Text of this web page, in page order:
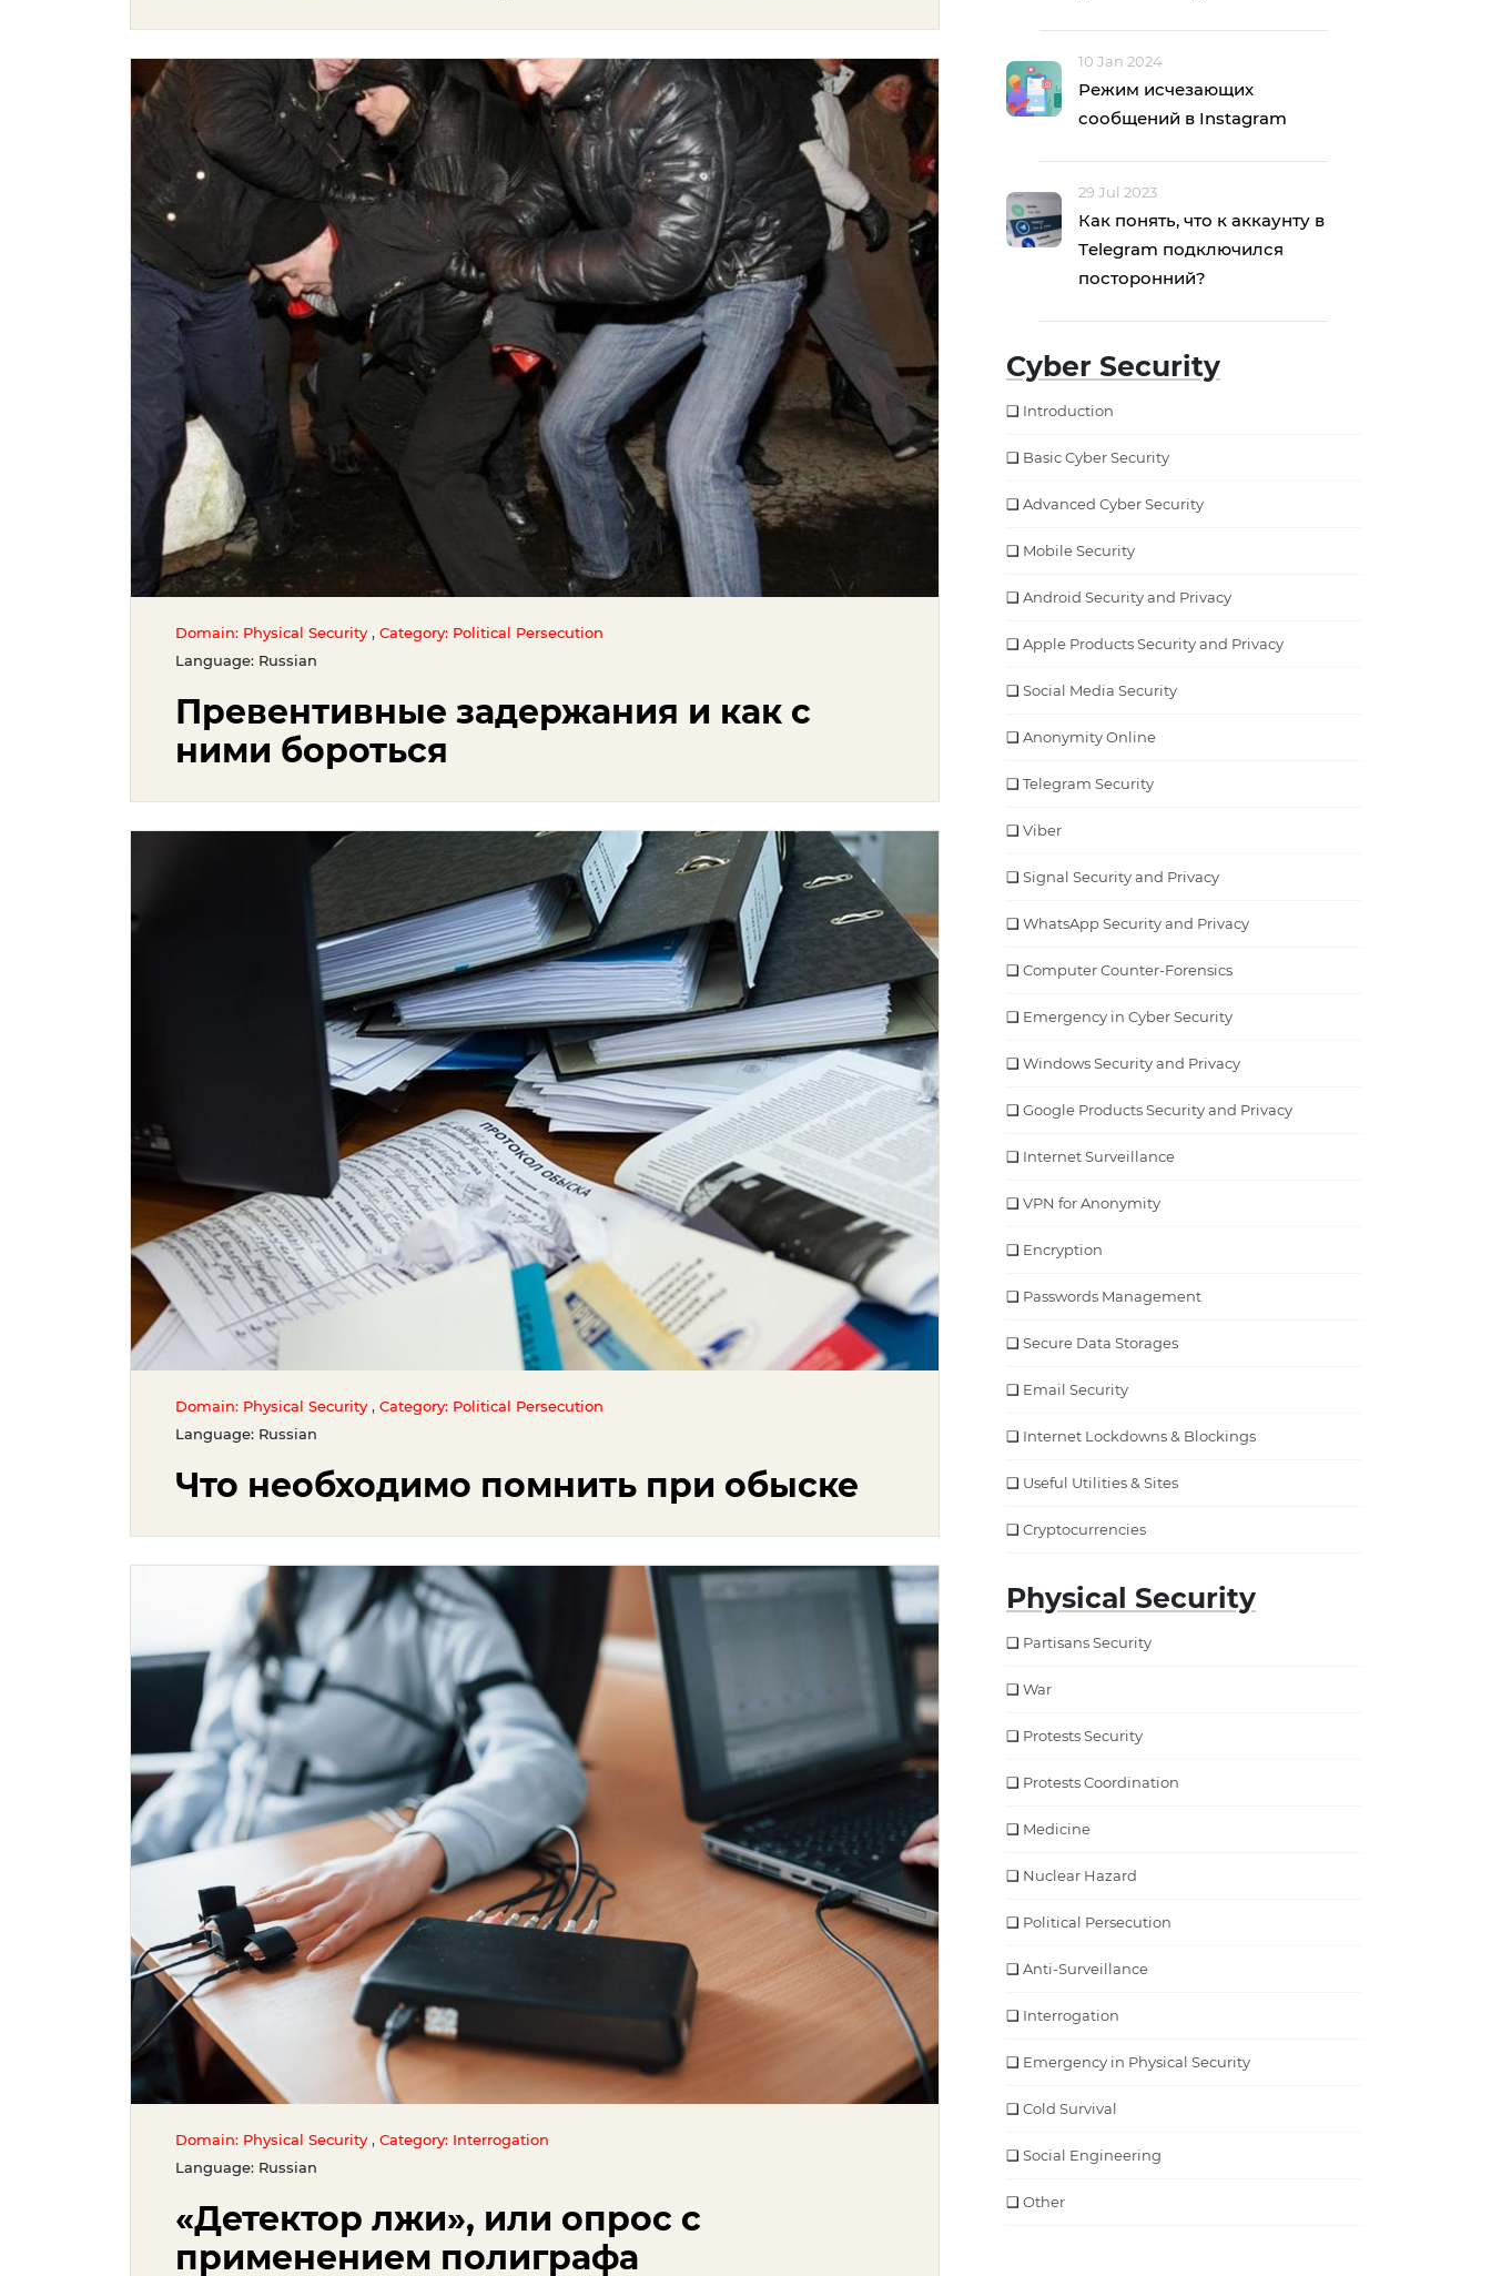
Domain: Physical Security , Category: Political Persecution
Language: Russian
Превентивные задержания и как с
ними бороться
Domain: Physical Security , Category: Political Persecution
Language: Russian
Что необходимо помнить при обыске
Domain: Physical Security , Category: Interrogation
Language: Russian
«Детектор лжи», или опрос с
применением полиграфа
10 Jan 2024
Режим исчезающих
сообщений в Instagram
29 Jul 2023
Как понять, что к аккаунту в
Тelegram подключился
посторонний?
Cyber Security
Introduction
Basic Cyber Security
Advanced Cyber Security
Mobile Security
Android Security and Privacy
Apple Products Security and Privacy
Social Media Security
Anonymity Online
Telegram Security
Viber
Signal Security and Privacy
WhatsApp Security and Privacy
Computer Counter-Forensics
Emergency in Cyber Security
Windows Security and Privacy
Google Products Security and Privacy
Internet Surveillance
VPN for Anonymity
Encryption
Passwords Management
Secure Data Storages
Email Security
Internet Lockdowns & Blockings
Useful Utilities & Sites
Cryptocurrencies
Physical Security
Partisans Security
War
Protests Security
Protests Coordination
Medicine
Nuclear Hazard
Political Persecution
Anti-Surveillance
Interrogation
Emergency in Physical Security
Cold Survival
Social Engineering
Other